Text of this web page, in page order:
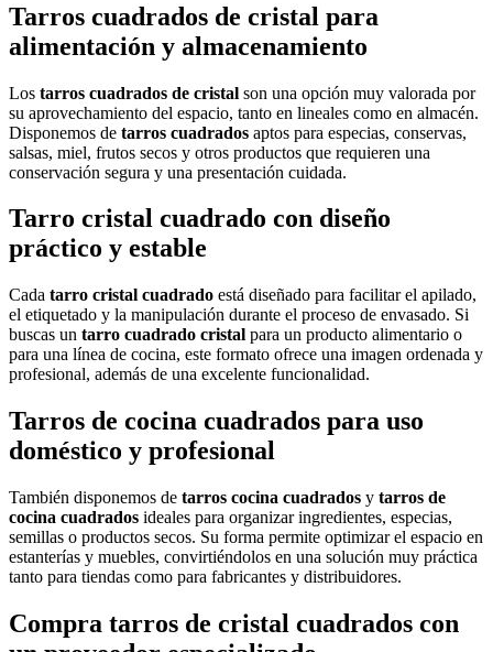
Tarros cuadrados de cristal para
alimentación y almacenamiento
Los tarros cuadrados de cristal son una opción muy valorada por
su aprovechamiento del espacio, tanto en lineales como en almacén.
Disponemos de tarros cuadrados aptos para especias, conservas,
salsas, miel, frutos secos y otros productos que requieren una
conservación segura y una presentación cuidada.
Tarro cristal cuadrado con diseño
práctico y estable
Cada tarro cristal cuadrado está diseñado para facilitar el apilado,
el etiquetado y la manipulación durante el proceso de envasado. Si
buscas un tarro cuadrado cristal para un producto alimentario o
para una línea de cocina, este formato ofrece una imagen ordenada y
profesional, además de una excelente funcionalidad.
Tarros de cocina cuadrados para uso
doméstico y profesional
También disponemos de tarros cocina cuadrados y tarros de
cocina cuadrados ideales para organizar ingredientes, especias,
semillas o productos secos. Su forma permite optimizar el espacio en
estanterías y muebles, convirtiéndolos en una solución muy práctica
tanto para tiendas como para fabricantes y distribuidores.
Compra tarros de cristal cuadrados con